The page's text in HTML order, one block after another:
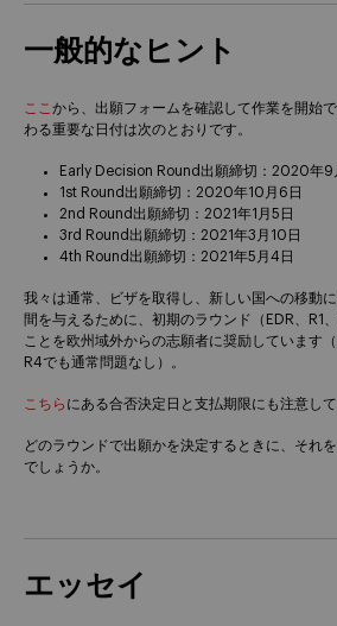
一般的なヒント
ここ から、出願フォームを確認して作業を開始
わる重要な日付は次のとおりです。
Early Decision Round出願締切：2020年9
1st Round出願締切：2020年10月6日
2nd Round出願締切：2021年1月5日
3rd Round出願締切：2021年3月10日
4th Round出願締切：2021年5月4日
我々は通常、ビザを取得し、新しい国への移動
間を与えるために、初期のラウンド（EDR、R1
ことを欧州域外からの志願者に奨励しています
R4でも通常問題なし）。
こちら にある合否決定日と支払期限にも注意して
どのラウンドで出願かを決定するときに、それ
でしょうか。
エッセイ